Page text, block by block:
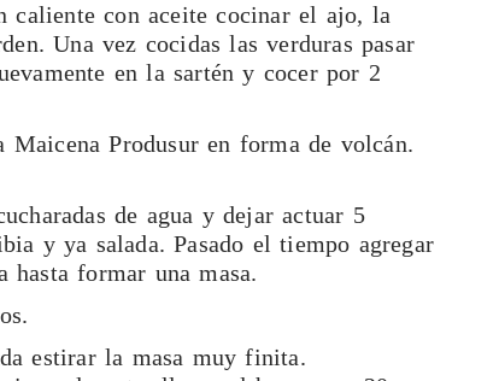
caliente con aceite cocinar el ajo, la
Una vez cocidas las verduras pasar
en la sartén y cocer por 2
Produsur en forma de volcán.
de agua y dejar actuar 5
y ya salada. Pasado el tiempo agregar
hasta formar una masa.
estirar la masa muy finita.